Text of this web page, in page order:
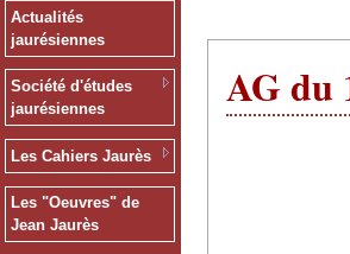
Actualités
jaurésiennes
Société d'études
jaurésiennes
Les Cahiers Jaurès
Les "Oeuvres" de
Jean Jaurès
AG du